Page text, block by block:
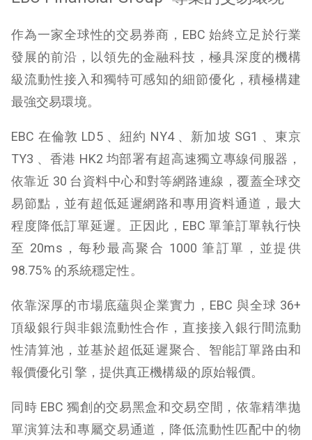
作為一家全球性的交易券商，EBC 始終立足於行業
發展的前沿，以領先的金融科技，極具深度的機構
級流動性接入和獨特可感知的細節優化，積極構建
最強交易環境。
EBC 在倫敦 LD5 、紐約 NY4 、新加坡 SG1 、東京
TY3 、香港 HK2 均部署有超高速獨立專線伺服器，
依靠近 30 台資料中心和對等網路連線，覆蓋全球交
易節點，並有超低延遲網路和專用資料通道，最大
程度降低訂單延遲。正因此，EBC 單筆訂單執行快
至 20ms，每秒最高聚合 1000 筆訂單，並提供
98.75% 的系統穩定性。
依靠深厚的市場底蘊與企業實力，EBC 與全球 36+
頂級銀行與非銀流動性合作，直接接入銀行間流動
性清算池，並基於超低延遲聚合、智能訂單路由和
報價優化引擎，提供真正機構級的原始報價。
同時 EBC 獨創的交易黑盒和交易空間，依靠精準拋
單演算法和專屬交易通道，降低流動性匹配中的物